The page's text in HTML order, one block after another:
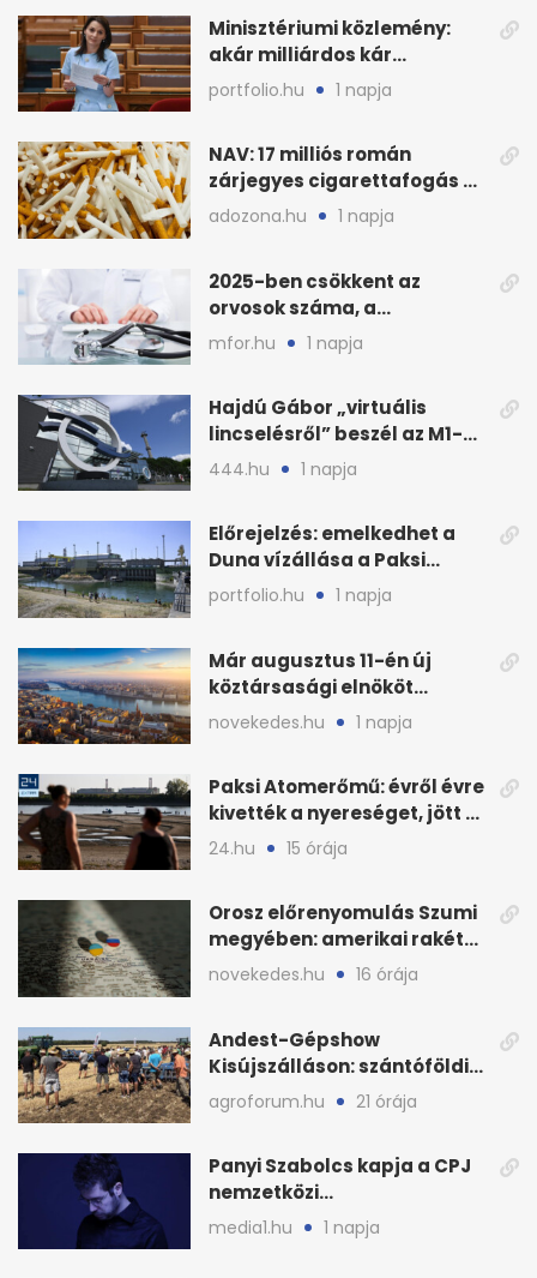
Minisztériumi közlemény:
akár milliárdos kár
fenyegette Budapest fáit
portfolio.hu 1 napja
NAV: 17 milliós román
zárjegyes cigarettafogás az
M1-esen
adozona.hu 1 napja
2025-ben csökkent az
orvosok száma, a
háziorvosokra még több
mfor.hu 1 napja
Hajdú Gábor „virtuális
lincselésről” beszél az M1-
ből kirúgása után
444.hu 1 napja
Előrejelzés: emelkedhet a
Duna vízállása a Paksi
Atomerőműnél
portfolio.hu 1 napja
Már augusztus 11-én új
köztársasági elnököt
választhat az Országgyűlés
novekedes.hu 1 napja
Paksi Atomerőmű: évről évre
kivették a nyereséget, jött a
baj
24.hu 15 órája
Orosz előrenyomulás Szumi
megyében: amerikai rakéták
is zsákmányként
novekedes.hu 16 órája
Andest-Gépshow
Kisújszálláson: szántóföldi
bemutató 2026. augusztus
12-én
agroforum.hu 21 órája
Panyi Szabolcs kapja a CPJ
nemzetközi
sajtószabadság-díját
media1.hu 1 napja